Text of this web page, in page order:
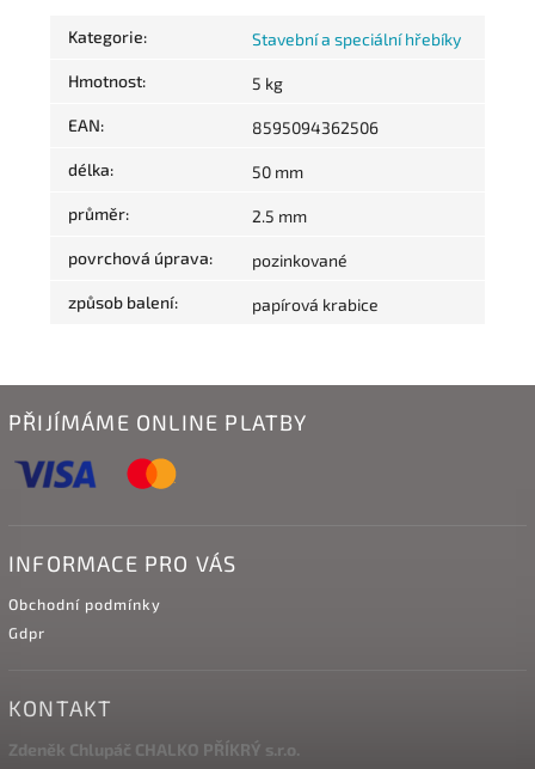
Kategorie: Stavební a speciální hřebíky
Hmotnost: 5 kg
EAN: 8595094362506
délka: 50 mm
průměr: 2.5 mm
povrchová úprava: pozinkované
způsob balení: papírová krabice
PŘIJÍMÁME ONLINE PLATBY
INFORMACE PRO VÁS
Obchodní podmínky
Gdpr
KONTAKT
Zdeněk Chlupáč CHALKO PŘÍKRÝ s.r.o.